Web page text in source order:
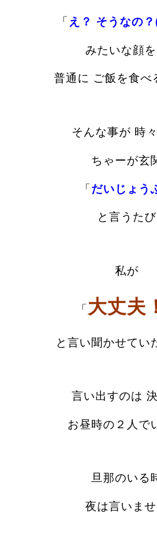
「 え？ そうなの
みたいな顔
普通に ご飯を食べ
そんな事が 時
ちゃーが玄
「だいじょう
と言うた
私が
「 大丈夫！
と言い聞かせてい
言い出すのは
お昼時の２人で
旦那のいる
夜は言いませ